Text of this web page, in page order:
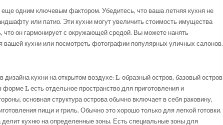
еще одним ключевым фактором. Убедитесь, что ваша летняя кухня не
или патио. Эти кухни могут увеличить стоимость имущества
что он гармонирует с окружающей средой. Вы можете нанять
кухни или посмотреть фотографии популярных уличных салонов.
дизайна кухни на открытом воздухе: L-образный остров, базовый остров
L есть отдельное пространство для приготовления и
основная структура острова обычно включает в себя раковину,
пищи и гриль. Обычно это хорошо только для легкой готовки.
кухню на определенные зоны. Есть специальные зоны для